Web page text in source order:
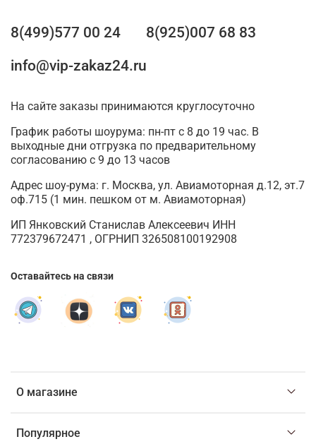
О магазине
Популярное
8(499)577 00 24
8(925)007 68 83
info@vip-zakaz24.ru
На сайте заказы принимаются круглосуточно
График работы шоурума: пн-пт с 8 до 19 час. В
выходные дни отгрузка по предварительному
согласованию с 9 до 13 часов
Адрес шоу-рума: г. Москва, ул. Авиамоторная д.12, эт.7
оф.715 (1 мин. пешком от м. Авиамоторная)
ИП Янковский Станислав Алексеевич ИНН
772379672471 , ОГРНИП 326508100192908
Оставайтесь на связи